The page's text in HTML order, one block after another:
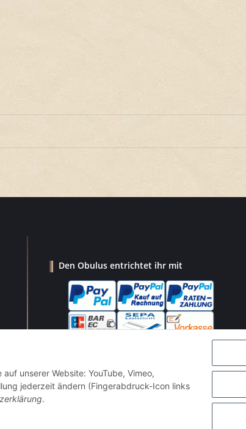
Den Obulus entrichtet ihr mit
unserer Website: YouTube, Vimeo,
jederzeit ändern (Fingerabdruck-Icon links
.